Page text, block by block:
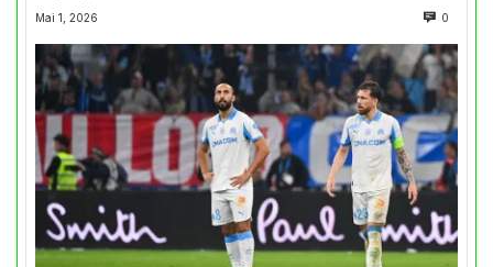
Mai 1, 2026 0